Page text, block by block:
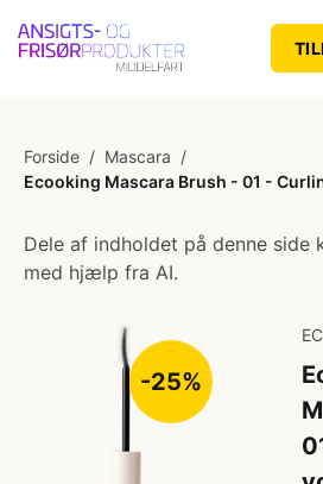
Forside / Mascara /
Ecooking Mascara Brush - 01 -
Dele af indholdet på denne side
med hjælp fra AI.
-25%